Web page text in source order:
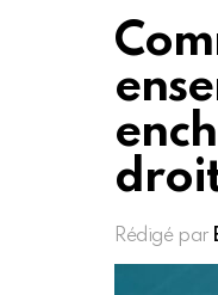
Rédigé par